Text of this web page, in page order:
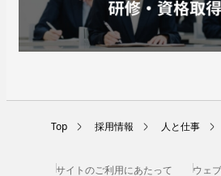
Top 採用情報 人と仕事
サイトのご利用にあたって ウェ